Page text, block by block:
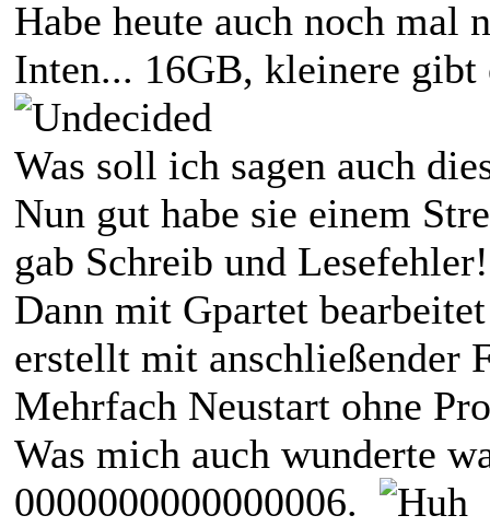
Habe heute auch noch mal
Inten... 16GB, kleinere
Was soll ich sagen auch
Nun gut habe sie einem
gab Schreib und Lesefehler!
Dann mit Gpartet
erstellt mit anschließender
Mehrfach Neustart ohne
Was mich auch wunderte
0000000000000006.